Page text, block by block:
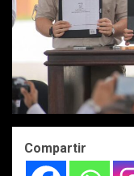
Compartir